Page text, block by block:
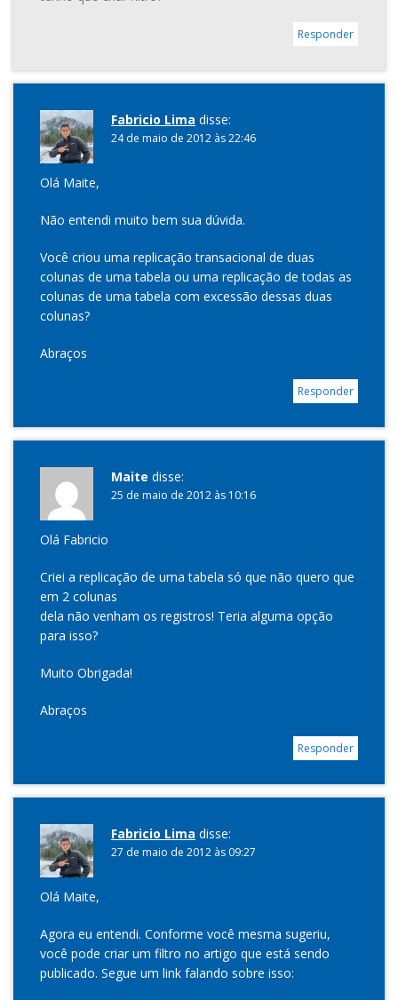
Responder
Fabricio Lima disse:
24 de maio de 2012 às 22:46
Olá Maite,
Não entendi muito bem sua dúvida.
Você criou uma replicação transacional de duas
colunas de uma tabela ou uma replicação de todas as
colunas de uma tabela com excessão dessas duas
colunas?
Abraços
Responder
Maite disse:
25 de maio de 2012 às 10:16
Olá Fabricio
Criei a replicação de uma tabela só que não quero que
em 2 colunas
dela não venham os registros! Teria alguma opção
para isso?
Muito Obrigada!
Abraços
Responder
Fabricio Lima disse:
27 de maio de 2012 às 09:27
Olá Maite,
Agora eu entendi. Conforme você mesma sugeriu,
você pode criar um filtro no artigo que está sendo
publicado. Segue um link falando sobre isso: